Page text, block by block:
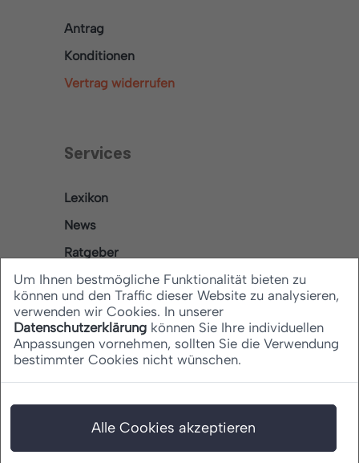
Antrag
Konditionen
Vertrag widerrufen
Services
Lexikon
News
Ratgeber
Rechtliches
Datenschutz
Impressum
Um Ihnen bestmögliche Funktionalität bieten zu
können und den Traffic dieser Website zu analysieren,
verwenden wir Cookies. In unserer
Datenschutzerklärung können Sie Ihre individuellen
Anpassungen vornehmen, sollten Sie die Verwendung
bestimmter Cookies nicht wünschen.
Alle Cookies akzeptieren